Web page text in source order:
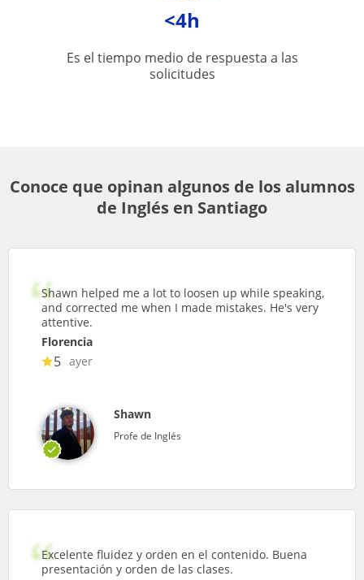
<4h
Es el tiempo medio de respuesta a las
solicitudes
Conoce que opinan algunos de los alumnos
de Inglés en Santiago
Shawn helped me a lot to loosen up while speaking,
and corrected me when I made mistakes. He's very
attentive.
Florencia
5 ayer
Shawn
Profe de Inglés
Excelente fluidez y orden en el contenido. Buena
presentación y orden de las clases.